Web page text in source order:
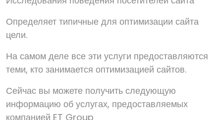
Определяет типичные для оптимизации сайта
цели.
На самом деле все эти услуги предоставляются
теми, кто занимается оптимизацией сайтов.
Сейчас вы можете получить следующую
информацию об услугах, предоставляемых
компанией ET Group